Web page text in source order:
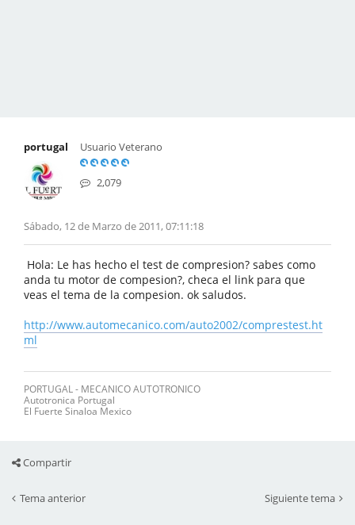
portugal Usuario Veterano
2,079
Sábado, 12 de Marzo de 2011, 07:11:18
Hola: Le has hecho el test de compresion? sabes como
anda tu motor de compesion?, checa el link para que
veas el tema de la compesion. ok saludos.
http://www.automecanico.com/auto2002/comprestest.ht
ml
PORTUGAL - MECANICO AUTOTRONICO
Autotronica Portugal
El Fuerte Sinaloa Mexico
Compartir
Tema anterior Siguiente tema